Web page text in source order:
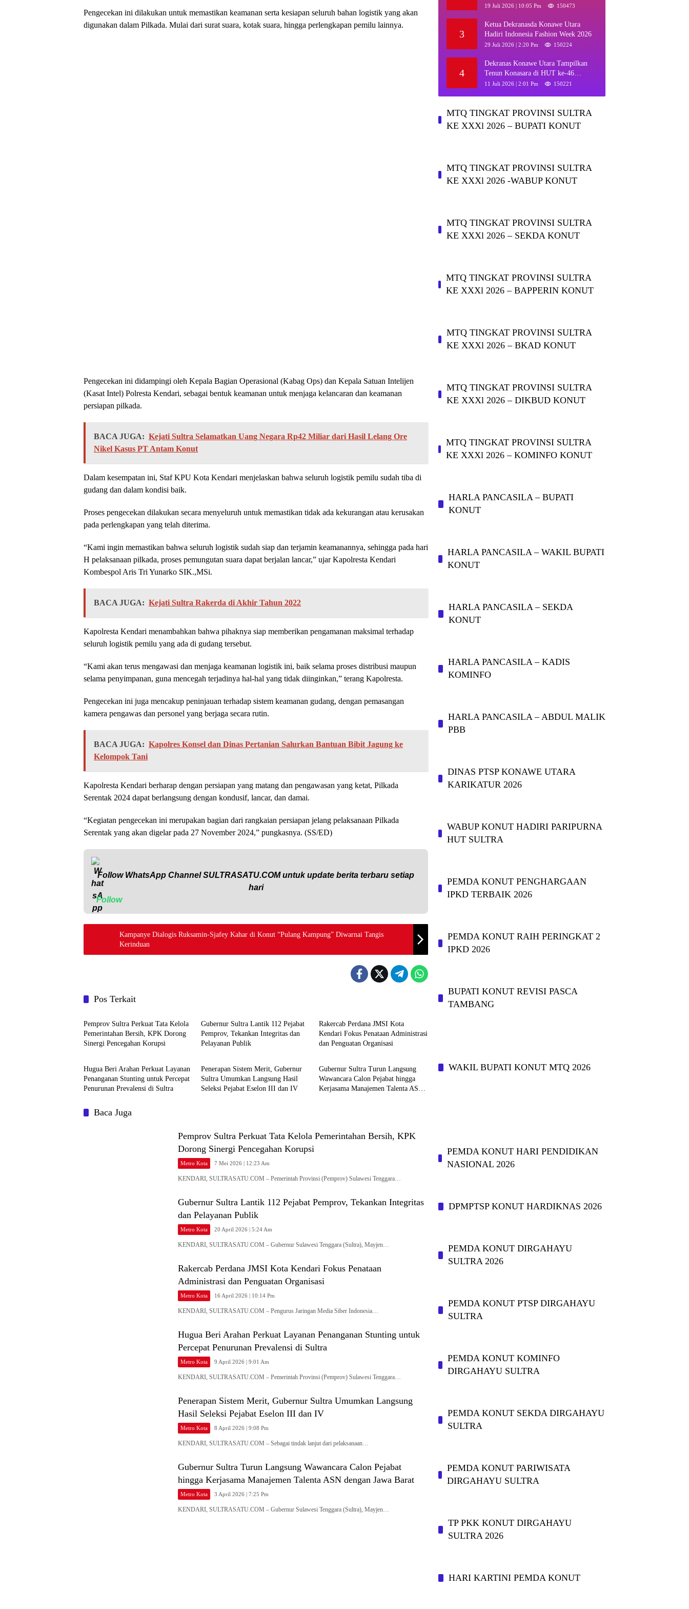
Pengecekan ini dilakukan untuk memastikan keamanan serta kesiapan seluruh bahan logistik yang akan
digunakan dalam Pilkada. Mulai dari surat suara, kotak suara, hingga perlengkapan pemilu lainnya.
Pengecekan ini didampingi oleh Kepala Bagian Operasional (Kabag Ops) dan Kepala Satuan Intelijen
(Kasat Intel) Polresta Kendari, sebagai bentuk keamanan untuk menjaga kelancaran dan keamanan
persiapan pilkada.
BACA JUGA: Kejati Sultra Selamatkan Uang Negara Rp42 Miliar dari Hasil Lelang Ore
Nikel Kasus PT Antam Konut
Dalam kesempatan ini, Staf KPU Kota Kendari menjelaskan bahwa seluruh logistik pemilu sudah tiba di
gudang dan dalam kondisi baik.
Proses pengecekan dilakukan secara menyeluruh untuk memastikan tidak ada kekurangan atau kerusakan
pada perlengkapan yang telah diterima.
“Kami ingin memastikan bahwa seluruh logistik sudah siap dan terjamin keamanannya, sehingga pada hari
H pelaksanaan pilkada, proses pemungutan suara dapat berjalan lancar,” ujar Kapolresta Kendari
Kombespol Aris Tri Yunarko SIK.,MSi.
BACA JUGA: Kejati Sultra Rakerda di Akhir Tahun 2022
Kapolresta Kendari menambahkan bahwa pihaknya siap memberikan pengamanan maksimal terhadap
seluruh logistik pemilu yang ada di gudang tersebut.
“Kami akan terus mengawasi dan menjaga keamanan logistik ini, baik selama proses distribusi maupun
selama penyimpanan, guna mencegah terjadinya hal-hal yang tidak diinginkan,” terang Kapolresta.
Pengecekan ini juga mencakup peninjauan terhadap sistem keamanan gudang, dengan pemasangan
kamera pengawas dan personel yang berjaga secara rutin.
BACA JUGA: Kapolres Konsel dan Dinas Pertanian Salurkan Bantuan Bibit Jagung ke
Kelompok Tani
Kapolresta Kendari berharap dengan persiapan yang matang dan pengawasan yang ketat, Pilkada
Serentak 2024 dapat berlangsung dengan kondusif, lancar, dan damai.
“Kegiatan pengecekan ini merupakan bagian dari rangkaian persiapan jelang pelaksanaan Pilkada
Serentak yang akan digelar pada 27 November 2024,” pungkasnya. (SS/ED)
Follow WhatsApp ChannelSULTRASATU.COMuntuk update berita terbaru setiap
hari
Follow
Kampanye Dialogis Ruksamin-Sjafey Kahar di Konut “Pulang Kampung” Diwarnai Tangis
Kerinduan
Pos Terkait
Metro Kota
Pemprov Sultra Perkuat Tata Kelola
Pemerintahan Bersih, KPK Dorong
Sinergi Pencegahan Korupsi
Gubernur Sultra Lantik 112 Pejabat
Pemprov, Tekankan Integritas dan
Pelayanan Publik
Rakercab Perdana JMSI Kota
Kendari Fokus Penataan Administrasi
dan Penguatan Organisasi
Metro Kota
Hugua Beri Arahan Perkuat Layanan
Penanganan Stunting untuk Percepat
Penurunan Prevalensi di Sultra
Metro Kota
Penerapan Sistem Merit, Gubernur
Sultra Umumkan Langsung Hasil
Seleksi Pejabat Eselon III dan IV
Metro Kota
Gubernur Sultra Turun Langsung
Wawancara Calon Pejabat hingga
Kerjasama Manajemen Talenta ASN
Baca Juga
Pemprov Sultra Perkuat Tata Kelola Pemerintahan Bersih, KPK
Dorong Sinergi Pencegahan Korupsi
Metro Kota 7 Mei 2026 | 12:23 Am
KENDARI, SULTRASATU.COM – Pemerintah Provinsi (Pemprov) Sulawesi Tenggara…
Gubernur Sultra Lantik 112 Pejabat Pemprov, Tekankan Integritas
dan Pelayanan Publik
Metro Kota 20 April 2026 | 5:24 Am
KENDARI, SULTRASATU.COM – Gubernur Sulawesi Tenggara (Sultra), Mayjen…
Rakercab Perdana JMSI Kota Kendari Fokus Penataan
Administrasi dan Penguatan Organisasi
Metro Kota 16 April 2026 | 10:14 Pm
KENDARI, SULTRASATU.COM – Pengurus Jaringan Media Siber Indonesia…
Hugua Beri Arahan Perkuat Layanan Penanganan Stunting untuk
Percepat Penurunan Prevalensi di Sultra
Metro Kota 9 April 2026 | 9:01 Am
KENDARI, SULTRASATU.COM – Pemerintah Provinsi (Pemprov) Sulawesi Tenggara…
Penerapan Sistem Merit, Gubernur Sultra Umumkan Langsung
Hasil Seleksi Pejabat Eselon III dan IV
Metro Kota 8 April 2026 | 9:08 Pm
KENDARI, SULTRASATU.COM – Sebagai tindak lanjut dari pelaksanaan…
Gubernur Sultra Turun Langsung Wawancara Calon Pejabat
hingga Kerjasama Manajemen Talenta ASN dengan Jawa Barat
Metro Kota 3 April 2026 | 7:25 Pm
KENDARI, SULTRASATU.COM – Gubernur Sulawesi Tenggara (Sultra), Mayjen…
Muna dan Ajak KKMM Bersinergi
19 Juli 2026 | 10:05 Pm 150473
3
Ketua Dekranasda Konawe Utara
Hadiri Indonesia Fashion Week 2026
29 Juli 2026 | 2:20 Pm 150224
4
Dekranas Konawe Utara Tampilkan
Tenun Konasara di HUT ke-46
Dekranas, Perkuat Promosi UMKM
11 Juli 2026 | 2:01 Pm 150221
MTQ TINGKAT PROVINSI SULTRA
KE XXXl 2026 – BUPATI KONUT
MTQ TINGKAT PROVINSI SULTRA
KE XXXl 2026 -WABUP KONUT
MTQ TINGKAT PROVINSI SULTRA
KE XXXl 2026 – SEKDA KONUT
MTQ TINGKAT PROVINSI SULTRA
KE XXXl 2026 – BAPPERIN KONUT
MTQ TINGKAT PROVINSI SULTRA
KE XXXl 2026 – BKAD KONUT
MTQ TINGKAT PROVINSI SULTRA
KE XXXl 2026 – DIKBUD KONUT
MTQ TINGKAT PROVINSI SULTRA
KE XXXl 2026 – KOMINFO KONUT
HARLA PANCASILA – BUPATI
KONUT
HARLA PANCASILA – WAKIL BUPATI
KONUT
HARLA PANCASILA – SEKDA
KONUT
HARLA PANCASILA – KADIS
KOMINFO
HARLA PANCASILA – ABDUL MALIK
PBB
DINAS PTSP KONAWE UTARA
KARIKATUR 2026
WABUP KONUT HADIRI PARIPURNA
HUT SULTRA
PEMDA KONUT PENGHARGAAN
IPKD TERBAIK 2026
PEMDA KONUT RAIH PERINGKAT 2
IPKD 2026
BUPATI KONUT REVISI PASCA
TAMBANG
WAKIL BUPATI KONUT MTQ 2026
PEMDA KONUT HARI PENDIDIKAN
NASIONAL 2026
DPMPTSP KONUT HARDIKNAS 2026
PEMDA KONUT DIRGAHAYU
SULTRA 2026
PEMDA KONUT PTSP DIRGAHAYU
SULTRA
PEMDA KONUT KOMINFO
DIRGAHAYU SULTRA
PEMDA KONUT SEKDA DIRGAHAYU
SULTRA
PEMDA KONUT PARIWISATA
DIRGAHAYU SULTRA
TP PKK KONUT DIRGAHAYU
SULTRA 2026
HARI KARTINI PEMDA KONUT